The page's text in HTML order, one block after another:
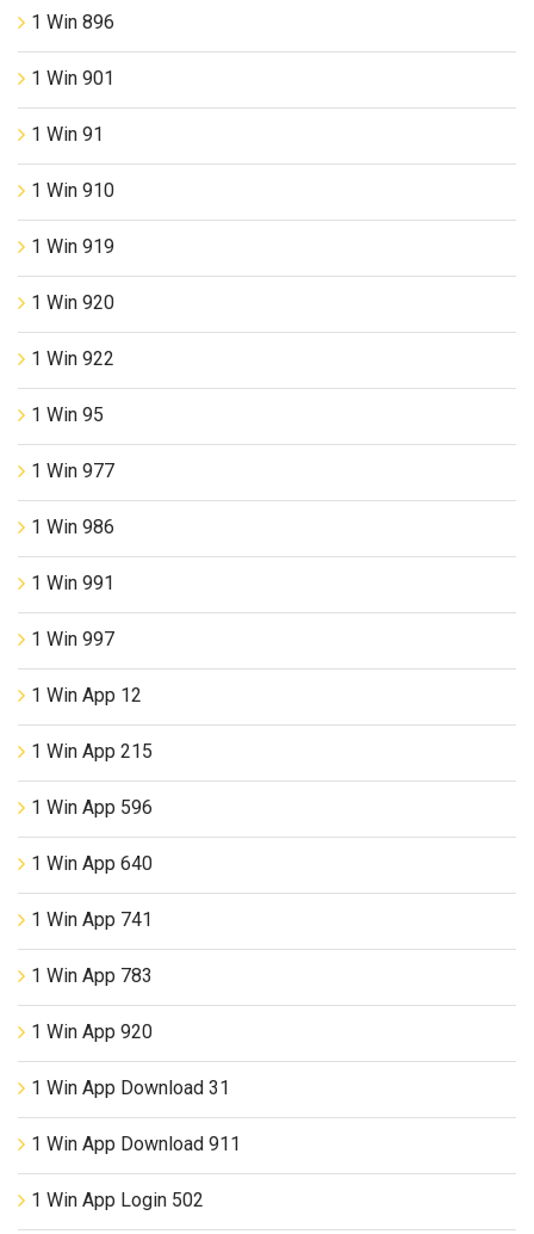
1 Win 896
1 Win 901
1 Win 91
1 Win 910
1 Win 919
1 Win 920
1 Win 922
1 Win 95
1 Win 977
1 Win 986
1 Win 991
1 Win 997
1 Win App 12
1 Win App 215
1 Win App 596
1 Win App 640
1 Win App 741
1 Win App 783
1 Win App 920
1 Win App Download 31
1 Win App Download 911
1 Win App Login 502